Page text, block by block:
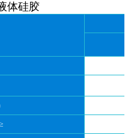
体硅胶